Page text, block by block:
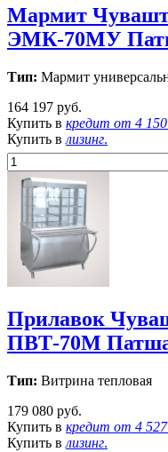
Мармит
ЭМК-70МУ
Тип: Мармит
164 197 руб.
Купить в кредит от 4
Купить в лизинг.
Прилавок
ПВТ-70М
Тип: Витрина тепловая
179 080 руб.
Купить в кредит от 4
Купить в лизинг.